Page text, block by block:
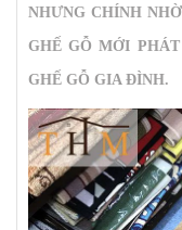
NHƯNG CHÍNH
GHẾ GỖ MỚI
GHẾ GỖ GIA ĐÌNH.